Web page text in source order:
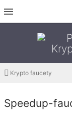
Krypto faucety
Speedup-